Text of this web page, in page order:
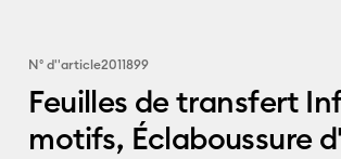
N° d''article2011899
Feuilles de transfert
motifs, Éclaboussure